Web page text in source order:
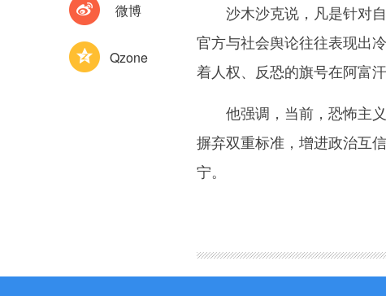
微博
Qzone
沙木沙克说，凡是针对自
官方与社会舆论往往表现出
着人权、反恐的旗号在阿富
他强调，当前，恐怖主义
摒弃双重标准，增进政治互
宁。